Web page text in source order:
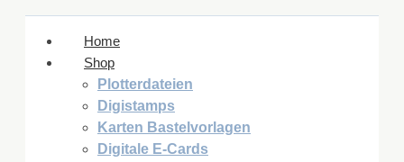
Home
Shop
Plotterdateien
Digistamps
Karten Bastelvorlagen
Digitale E-Cards